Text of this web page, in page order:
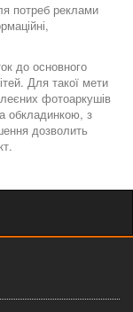
потреб реклами
до основного
Для такої мети
фотоаркушів
обкладинкою, з
дозволить